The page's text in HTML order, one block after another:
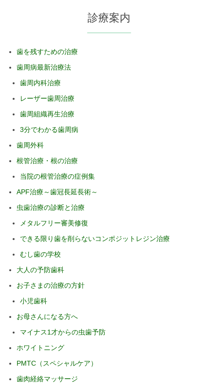
診療案内
歯を残すための治療
歯周病最新治療法
歯周内科治療
レーザー歯周治療
歯周組織再生治療
3分でわかる歯周病
歯周外科
根管治療・根の治療
当院の根管治療の症例集
APF治療～歯冠長延長術～
虫歯治療の診断と治療
メタルフリー審美修復
できる限り歯を削らないコンポジットレジン治療
むし歯の学校
大人の予防歯科
お子さまの治療の方針
小児歯科
お母さんになる方へ
マイナス1才からの虫歯予防
ホワイトニング
PMTC（スペシャルケア）
歯肉経絡マッサージ